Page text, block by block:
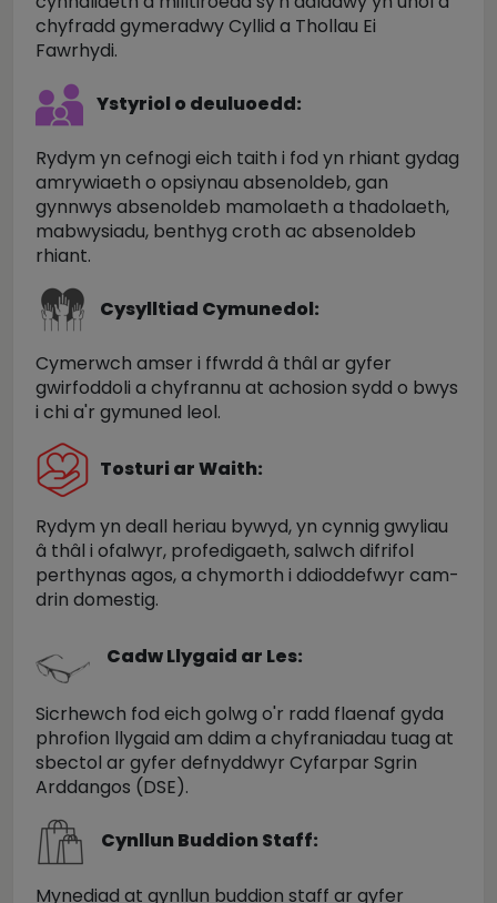
chyfradd gymeradwy Cyllid a Thollau Ei
Fawrhydi.
Ystyriol o deuluoedd:
Rydym yn cefnogi eich taith i fod yn rhiant gydag
amrywiaeth o opsiynau absenoldeb, gan
gynnwys absenoldeb mamolaeth a thadolaeth,
mabwysiadu, benthyg croth ac absenoldeb
rhiant.
Cysylltiad Cymunedol:
Cymerwch amser i ffwrdd â thâl ar gyfer
gwirfoddoli a chyfrannu at achosion sydd o bwys
i chi a'r gymuned leol.
Tosturi ar Waith:
Rydym yn deall heriau bywyd, yn cynnig gwyliau
â thâl i ofalwyr, profedigaeth, salwch difrifol
perthynas agos, a chymorth i ddioddefwyr cam-
drin domestig.
Cadw Llygaid ar Les:
Sicrhewch fod eich golwg o'r radd flaenaf gyda
phrofion llygaid am ddim a chyfraniadau tuag at
sbectol ar gyfer defnyddwyr Cyfarpar Sgrin
Arddangos (DSE).
Cynllun Buddion Staff:
Mynediad at gynllun buddion staff ar gyfer